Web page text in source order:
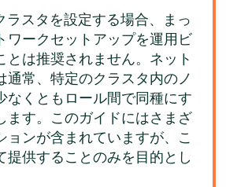
ラスタを設定する場合、まっ
ワークセットアップを運用ビ
とは推奨されません。ネット
通常、特定のクラスタ内のノ
なくともロール間で同種にす
ます。このガイドにはさまざ
ョンが含まれていますが、こ
提供することのみを目的とし